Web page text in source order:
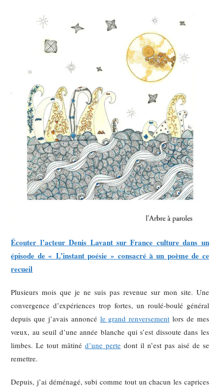
Écouter l’acteur Denis Lavant sur France culture dans un
épisode de « L’instant poésie » consacré à un poème de ce
recueil
Plusieurs mois que je ne suis pas revenue sur mon site. Une
convergence d’expériences trop fortes, un roulé-boulé général
depuis que j’avais annoncé le grand renversement lors de mes
vœux, au seuil d’une année blanche qui s’est dissoute dans les
limbes. Le tout mâtinéd’une perte dont il n’est pas aisé de se
remettre.
Depuis, j’ai déménagé, subi comme tout un chacun les caprices